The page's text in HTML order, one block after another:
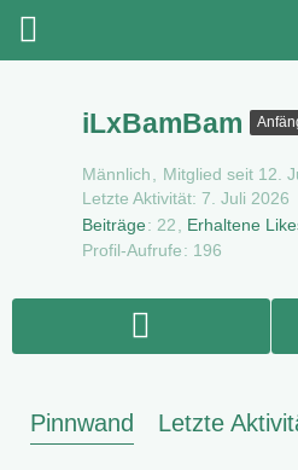
iLxBamBam
Männlich
Mitglied seit 12.
Letzte Aktivität: 7. Juli 2026
Beiträge
22 Erhaltene
Profil-Aufrufe
196
Pinnwand Letzte